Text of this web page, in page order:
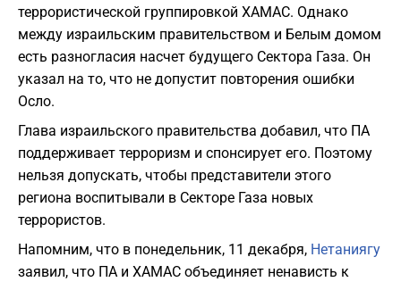
террористической группировкой ХАМАС. Однако
между израильским правительством и Белым домом
есть разногласия насчет будущего Сектора Газа. Он
указал на то, что не допустит повторения ошибки
Осло.
Глава израильского правительства добавил, что ПА
поддерживает терроризм и спонсирует его. Поэтому
нельзя допускать, чтобы представители этого
региона воспитывали в Секторе Газа новых
террористов.
Напомним, что в понедельник, 11 декабря, Нетаниягу
заявил, что ПА и ХАМАС объединяет ненависть к